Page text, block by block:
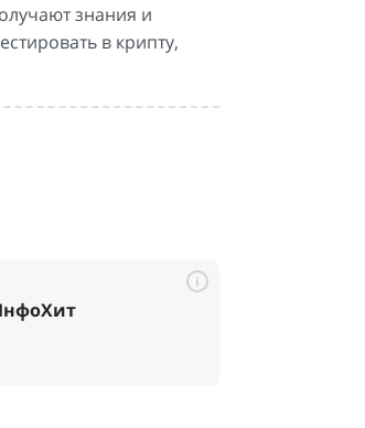
знания и
в крипту,
i